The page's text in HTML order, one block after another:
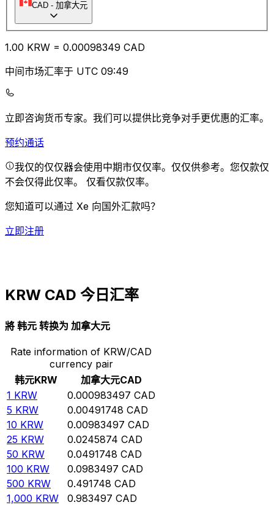
CAD - 加拿大元
1.00 KRW = 0.00098349 CAD
中间市场汇率于 UTC 09:49
立即咨询货币专家。 我们可以提供比竞争对手更优惠的汇率。
预约通话
我仅的仅仅器会使用中期市仅仅率。仅仅供参考。您仅款仅
不会仅得此仅率。 仅看仅款仅率。
您知道可以通过 Xe 向国外汇款吗？
立即注册
KRW CAD 今日汇率
將 韩元 转换为 加拿大元
Rate information of KRW/CAD
currency pair
韩元KRW 加拿大元CAD
1 KRW 0.000983497 CAD
5 KRW 0.00491748 CAD
10 KRW 0.00983497 CAD
25 KRW 0.0245874 CAD
50 KRW 0.0491748 CAD
100 KRW 0.0983497 CAD
500 KRW 0.491748 CAD
1,000 KRW 0.983497 CAD